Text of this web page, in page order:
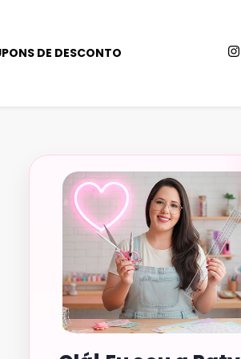
DE DESCONTO